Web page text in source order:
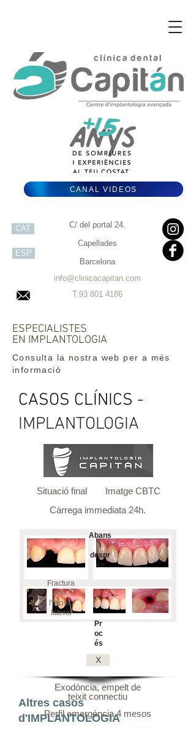
C/ del portal 24.
Capellades
Barcelona
info@clinicacapitan.com
T.93 801 4186
CAT
ESP
CANAL VIDEOS
ESPECIALISTES
EN IMPLANTOLOGIA
Consulta la nostra web per a més
informació
CASOS CLÍNICS -
IMPLANTOLOGIA
Situació final
Imatge CBTC
Càrrega immediata 24h.
Abans
i
despr
és
Pr
oc
és
Fractura
de
l'incisiu
lateral
X
Exodòncia, empelt de
teixit connectiu
Perfil emergència 4 mesos
Altres casos
d'IMPLANTOLOGIA